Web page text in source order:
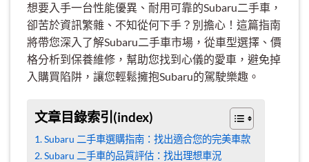
想要入手一台性能優異、耐用可靠的Subaru二手車，
卻苦於資訊繁雜、不知從何下手？別擔心！這篇指南
將帶您深入了解Subaru二手車市場，從車型選擇、價
格分析到保養維修，幫助您找到心儀的愛車，避免掉
入購買陷阱，讓您輕鬆擁抱Subaru的駕駛樂趣。
文章目錄索引(index)
Subaru 二手車選購指南：找出適合您的完美車款
Subaru 二手車的品質評估：找出理想車況